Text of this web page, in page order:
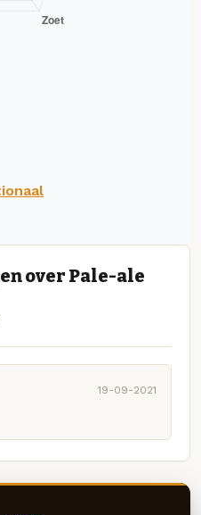
over Pale-ale
19-09-2021